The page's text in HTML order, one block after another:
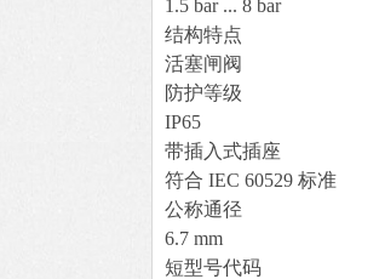
1.5 bar ... 8 bar
结构特点
活塞闸阀
防护等级
IP65
带插入式插座
符合 IEC 60529 标准
公称通径
6.7 mm
短型号代码